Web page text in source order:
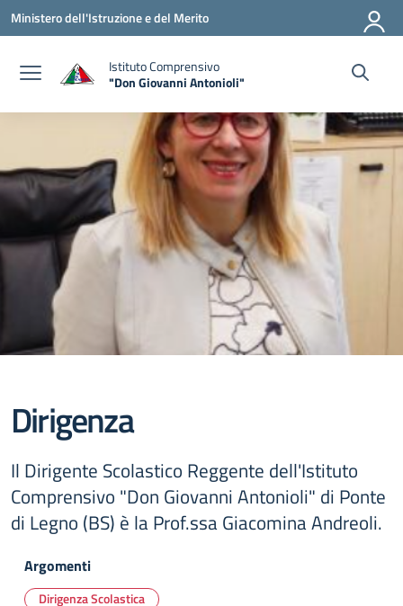
Vai ai contenuti
Vai al menu di navigazione
Vai al footer
Ministero dell'Istruzione e del Merito
Istituto Comprensivo
"Don Giovanni Antonioli"
Dirigenza
Il Dirigente Scolastico Reggente dell'Istituto
Comprensivo "Don Giovanni Antonioli" di Ponte
di Legno (BS) è la Prof.ssa Giacomina Andreoli.
Argomenti
Dirigenza Scolastica